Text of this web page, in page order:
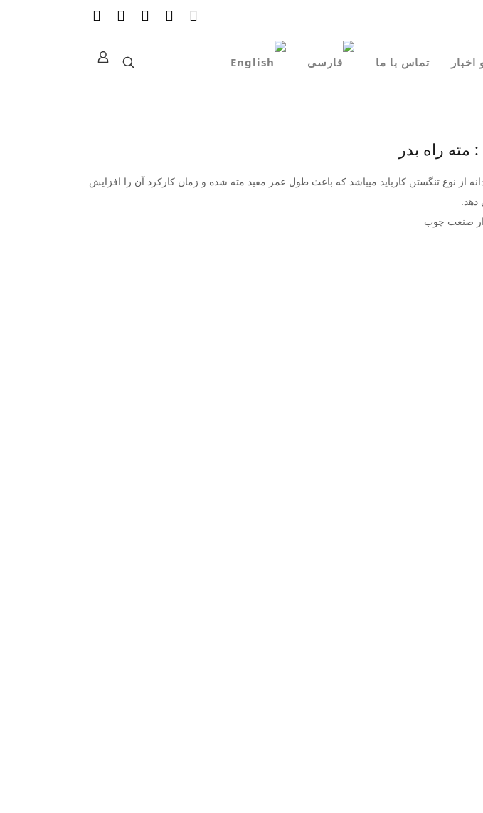
تماس با ما
راه بدر
از نوع تنگستن کارباید میباشد که باعث طول عمر مفید مته شده و زمان کارکرد آن را افزایش
صنعت چوب